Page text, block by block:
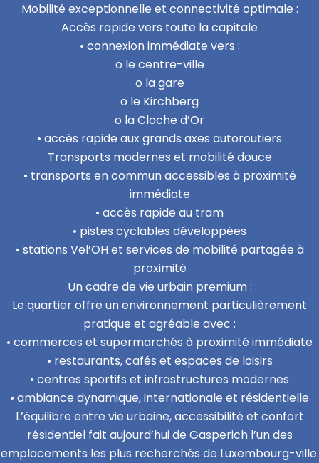
Mobilité exceptionnelle et connectivité optimale :
Accès rapide vers toute la capitale
• connexion immédiate vers :
o le centre-ville
o la gare
o le Kirchberg
o la Cloche d’Or
• accès rapide aux grands axes autoroutiers
Transports modernes et mobilité douce
• transports en commun accessibles à proximité
immédiate
• accès rapide au tram
• pistes cyclables développées
• stations Vel’OH et services de mobilité partagée à
proximité
Un cadre de vie urbain premium :
Le quartier offre un environnement particulièrement
pratique et agréable avec :
• commerces et supermarchés à proximité immédiate
• restaurants, cafés et espaces de loisirs
• centres sportifs et infrastructures modernes
• ambiance dynamique, internationale et résidentielle
L’équilibre entre vie urbaine, accessibilité et confort
résidentiel fait aujourd’hui de Gasperich l’un des
emplacements les plus recherchés de Luxembourg-ville.